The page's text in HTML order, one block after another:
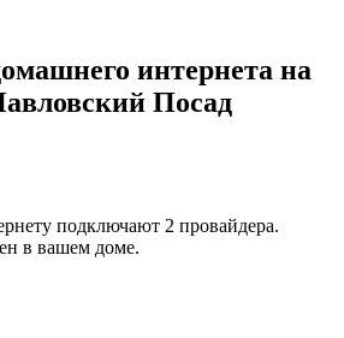
интернета на
Посад
подключают 2 провайдера.
в вашем доме.